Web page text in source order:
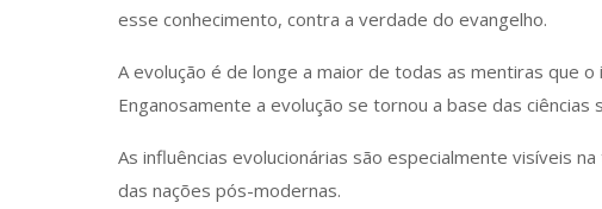
esse conhecimento, contra a verdade do evangelho.
A evolução é de longe a maior de todas as mentiras que
Enganosamente a evolução se tornou a base das ciências
As influências evolucionárias são especialmente visíveis
das nações pós-modernas.